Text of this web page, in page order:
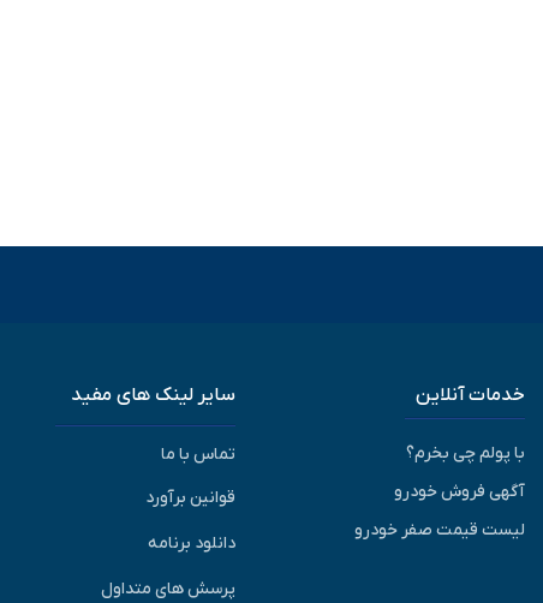
خدمات آنلاین
با پولم چی بخرم؟
آگهی فروش خودرو
لیست قیمت صفر خودرو
سایر لینک های مفید
تماس با ما
قوانین برآورد
دانلود برنامه
پرسش های متداول